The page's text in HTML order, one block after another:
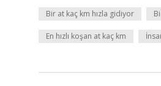
Bir at kaç km hızla gidiyor
En hızlı koşan at kaç km